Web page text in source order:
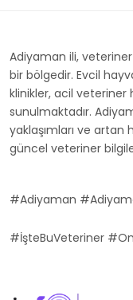
Adiyaman ili,
bir bölgedir. Evcil
klinikler, acil
sunulmaktadır.
yaklaşımları ve artan
güncel veteriner
#Adiyaman
#İşteBuVeteriner